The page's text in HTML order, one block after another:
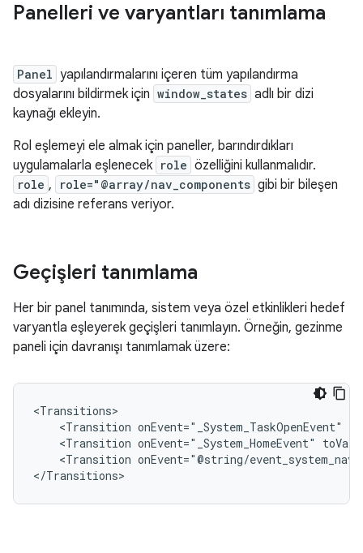
Panelleri ve varyantları tanımlama
Panel yapılandırmalarını içeren tüm yapılandırma
dosyalarını bildirmek için window_states adlı bir dizi
kaynağı ekleyin.
Rol eşlemeyi ele almak için paneller, barındırdıkları
uygulamalarla eşlenecek role özelliğini kullanmalıdır.
role , role="@array/nav_components gibi bir bileşen
adı dizisine referans veriyor.
Geçişleri tanımlama
Her bir panel tanımında, sistem veya özel etkinlikleri hedef
varyantla eşleyerek geçişleri tanımlayın. Örneğin, gezinme
paneli için davranışı tanımlamak üzere:
<Transition onEvent="_System_TaskOpenEvent"
<Transition onEvent="_System_HomeEvent"
<Transition onEvent="@string/